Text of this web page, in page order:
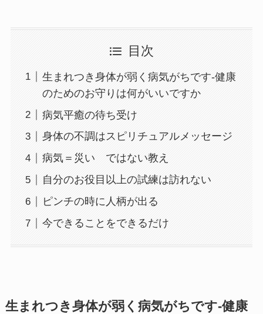
目次
生まれつき身体が弱く病気がちです-健康
のためのお守りは何がいいですか
病気平癒の待ち受け
身体の不調はスピリチュアルメッセージ
病気＝災い ではない教え
自分のお役目以上の試練は訪れない
ピンチの時に人柄が出る
今できることをできるだけ
生まれつき身体が弱く病気がちです-健康